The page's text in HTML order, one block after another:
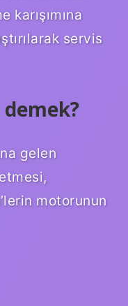
karışımına
servis
gelen
motorunun